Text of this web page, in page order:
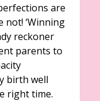
are
not! ‘Winning
reckoner
parents to
birth well
right time.